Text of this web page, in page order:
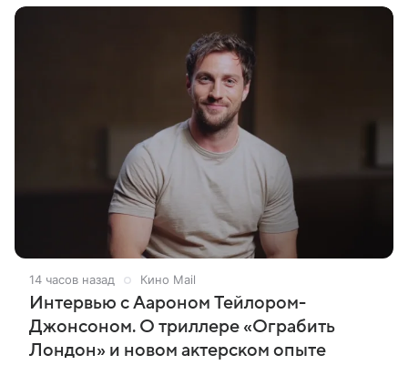
14 часов назад Кино Mail
Интервью с Аароном Тейлором-
Джонсоном. О триллере «Ограбить
Лондон» и новом актерском опыте